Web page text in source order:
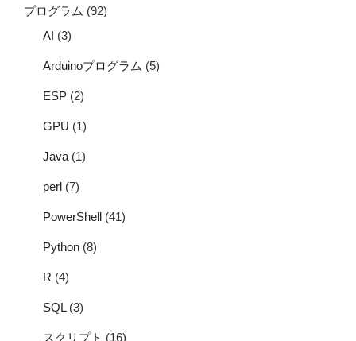
プログラム (92)
AI (3)
Arduinoプログラム (5)
ESP (2)
GPU (1)
Java (1)
perl (7)
PowerShell (41)
Python (8)
R (4)
SQL(3)
スクリプト (16)